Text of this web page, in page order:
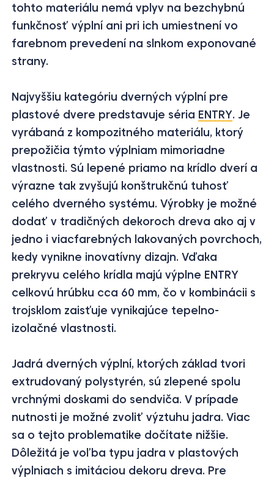
tohto materiálu nemá vplyv na bezchybnú
funkčnosť výplní ani pri ich umiestnení vo
farebnom prevedení na slnkom exponované
strany.
Najvyššiu kategóriu dverných výplní pre
plastové dvere predstavuje séria ENTRY. Je
vyrábaná z kompozitného materiálu, ktorý
prepožičia týmto výplniam mimoriadne
vlastnosti. Sú lepené priamo na krídlo dverí a
výrazne tak zvyšujú konštrukčnú tuhosť
celého dverného systému. Výrobky je možné
dodať v tradičných dekoroch dreva ako aj v
jedno i viacfarebných lakovaných povrchoch,
kedy vynikne inovatívny dizajn. Vďaka
prekryvu celého krídla majú výplne ENTRY
celkovú hrúbku cca 60 mm, čo v kombinácii s
trojsklom zaisťuje vynikajúce tepelno-
izolačné vlastnosti.
Jadrá dverných výplní, ktorých základ tvori
extrudovaný polystyrén, sú zlepené spolu
vrchnými doskami do sendviča. V prípade
nutnosti je možné zvoliť výztuhu jadra. Viac
sa o tejto problematike dočítate nižšie.
Dôležitá je voľba typu jadra v plastových
výplniach s imitáciou dekoru dreva. Pre